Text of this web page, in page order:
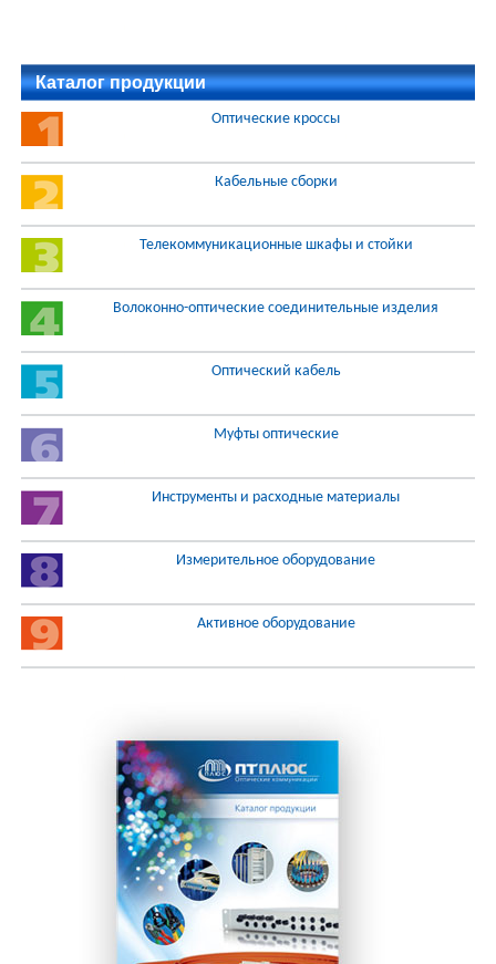
Каталог продукции
Оптические кроссы
Кабельные сборки
Телекоммуникационные шкафы и стойки
Волоконно-оптические соединительные изделия
Оптический кабель
Муфты оптические
Инструменты и расходные материалы
Измерительное оборудование
Активное оборудование